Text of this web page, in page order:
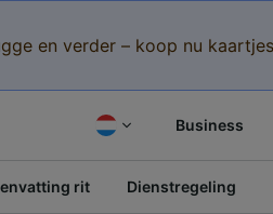
en verder – koop nu
Business
rit Dienstregeling